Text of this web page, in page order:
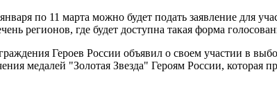
по 11 марта можно будет подать заявление для
регионов, где будет доступна такая форма
Героев России объявил о своем участии в
медалей "Золотая Звезда" Героям России, которая